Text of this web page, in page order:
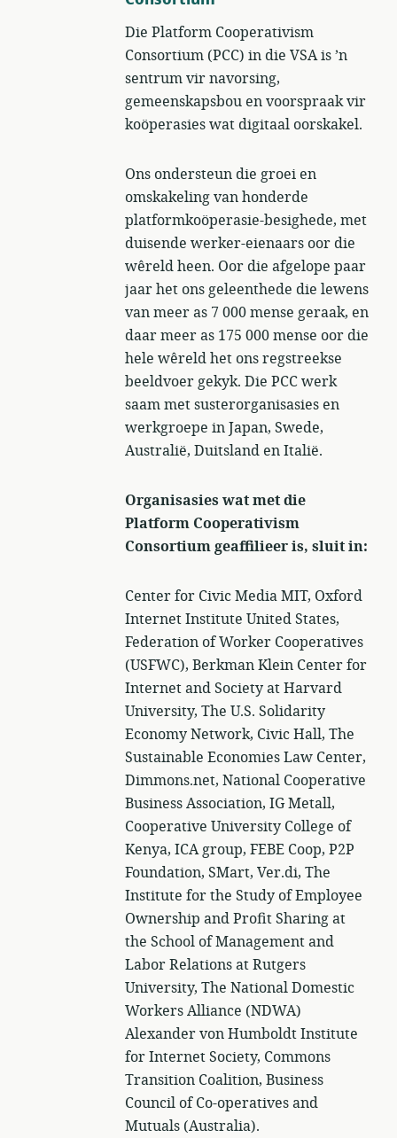
Die Platform Cooperativism
Consortium (PCC) in die VSA is ’n
sentrum vir navorsing,
gemeenskapsbou en voorspraak vir
koöperasies wat digitaal oorskakel.
Ons ondersteun die groei en
omskakeling van honderde
platformkoöperasie-besighede, met
duisende werker-eienaars oor die
wêreld heen. Oor die afgelope paar
jaar het ons geleenthede die lewens
van meer as 7 000 mense geraak, en
daar meer as 175 000 mense oor die
hele wêreld het ons regstreekse
beeldvoer gekyk. Die PCC werk
saam met susterorganisasies en
werkgroepe in Japan, Swede,
Australië, Duitsland en Italië.
Organisasies wat met die
Platform Cooperativism
Consortium geaffilieer is, sluit in:
Center for Civic Media MIT, Oxford
Internet Institute United States,
Federation of Worker Cooperatives
(USFWC), Berkman Klein Center for
Internet and Society at Harvard
University, The U.S. Solidarity
Economy Network, Civic Hall, The
Sustainable Economies Law Center,
Dimmons.net, National Cooperative
Business Association, IG Metall,
Cooperative University College of
Kenya, ICA group, FEBE Coop, P2P
Foundation, SMart, Ver.di, The
Institute for the Study of Employee
Ownership and Profit Sharing at
the School of Management and
Labor Relations at Rutgers
University, The National Domestic
Workers Alliance (NDWA)
Alexander von Humboldt Institute
for Internet Society, Commons
Transition Coalition, Business
Council of Co-operatives and
Mutuals (Australia).